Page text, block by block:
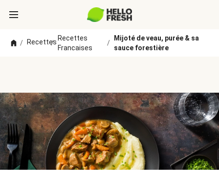
/ Recettes
/
Recettes
Francaises
/
Mijoté de veau, purée & sa
sauce forestière